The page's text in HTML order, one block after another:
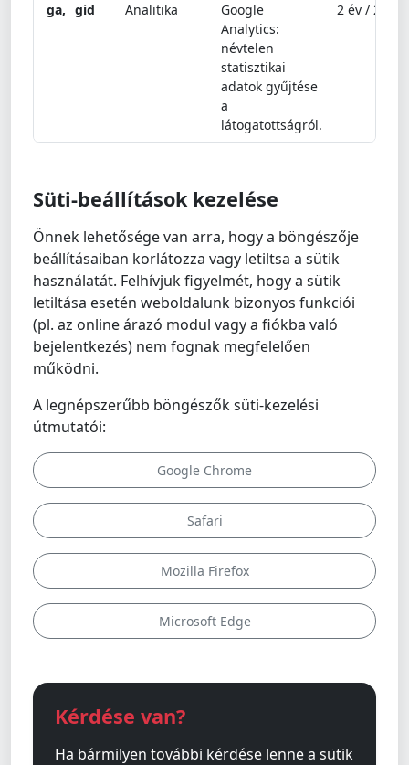
_ga, _gid Analitika
Google
Analytics:
névtelen
statisztikai
adatok gyűjtése
a
látogatottságról.
2 év / 24
Süti-beállítások kezelése
Önnek lehetősége van arra, hogy a böngészője
beállításaiban korlátozza vagy letiltsa a sütik
használatát. Felhívjuk figyelmét, hogy a sütik
letiltása esetén weboldalunk bizonyos funkciói
(pl. az online árazó modul vagy a fiókba való
bejelentkezés) nem fognak megfelelően
működni.
A legnépszerűbb böngészők süti-kezelési
útmutatói:
Google Chrome
Safari
Mozilla Firefox
Microsoft Edge
Kérdése van?
Ha bármilyen további kérdése lenne a sütik